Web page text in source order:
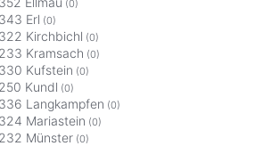
(0)
Erl (0)
Kirchbichl (0)
Kramsach (0)
Kufstein (0)
Kundl (0)
Langkampfen (0)
Mariastein (0)
Münster (0)